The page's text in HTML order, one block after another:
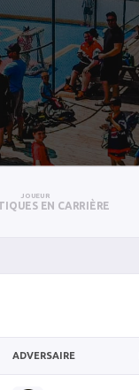
JOUEUR
EN CARRIÈRE
ADVERSAIRE